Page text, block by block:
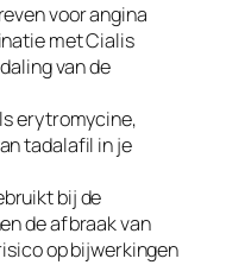
voor angina
met Cialis
van de
erytromycine,
tadalafil in je
bij de
de afbraak van
op bijwerkingen